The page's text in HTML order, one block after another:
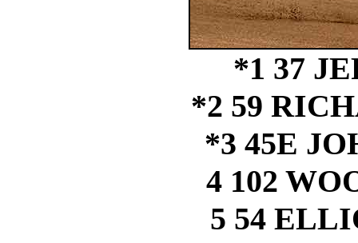
*1 37
*2 59
*3 45E
4 102
5 54